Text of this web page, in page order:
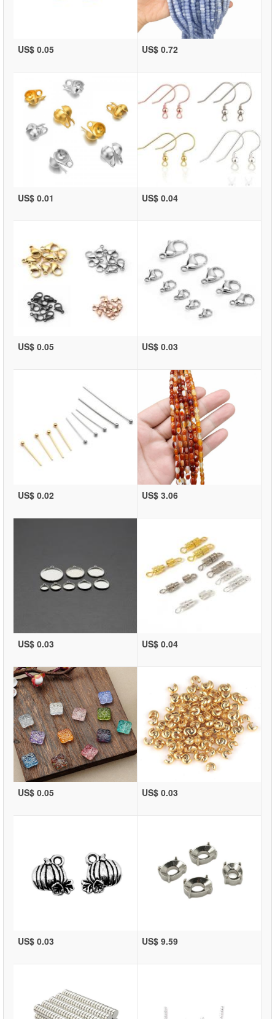
US$ 0.05 US$ 0.72
US$ 0.01 US$ 0.04
US$ 0.05 US$ 0.03
US$ 0.02 US$ 3.06
US$ 0.03 US$ 0.04
US$ 0.05 US$ 0.03
US$ 0.03 US$ 9.59